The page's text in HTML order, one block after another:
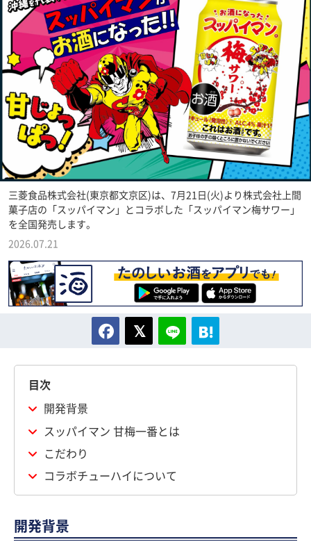
三菱食品株式会社(東京都文京区)は、7月21日(火)より株式会社上間
菓子店の「スッパイマン」とコラボした「スッパイマン梅サワー」
を全国発売します。
2026.07.21
目次
開発背景
スッパイマン 甘梅一番とは
こだわり
コラボチューハイについて
開発背景